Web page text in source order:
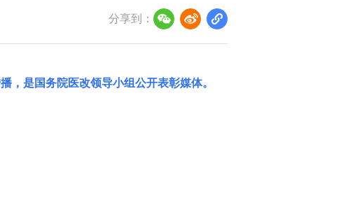
分享到：
，是国务院医改领导小组公开表彰媒体。